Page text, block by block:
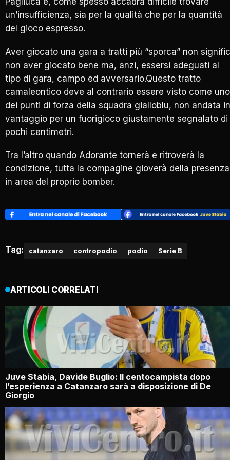
un’insufficienza, sia per la qualità che per la quantità
del gioco espresso.
Aver giocato una gara a tratti più “sporca” non
non aver giocato bene ma, anzi, essersi adeguati al
tipo di gara, campo ed avversario.Questo tratto
camaleontico deve al contrario essere visto come uno
dei punti di forza della squadra gialloblu, non andata in
vantaggio per un fuorigioco giustamente segnalato di
pochi centimetri.
Tra l’altro quando Adorante tornerà e ritroverà la
condizione, tutta la compagine gioverà della presenza
in area del proprio bomber.
Tag: catanzaro contropodio podio Serie B
ARTICOLI CORRELATI
Juve Stabia, Davide Buglio: Il centocampista dopo
l’esperienza a Catanzaro sarà a disposizione di De
Giorgio